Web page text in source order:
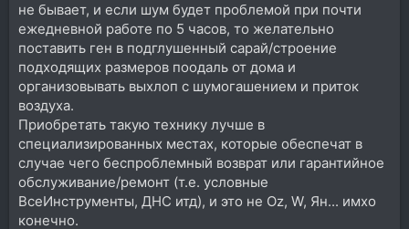
не бывает, и если шум будет проблемой при почти
ежедневной работе по 5 часов, то желательно
поставить ген в подглушенный сарай/строение
подходящих размеров поодаль от дома и
организовывать выхлоп с шумогашением и приток
воздуха.
Приобретать такую технику лучше в
специализированных местах, которые обеспечат в
случае чего беспроблемный возврат или гарантийное
обслуживание/ремонт (т.е. условные
ВсеИнструменты, ДНС итд), и это не Oz, W, Ян... имхо
конечно.